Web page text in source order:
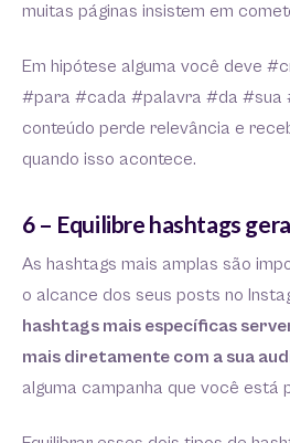
muitas páginas insistem em
Em hipótese alguma você deve
#para #cada #palavra #da #sua
conteúdo perde relevância e
quando isso acontece.
6 – Equilibre hashtags
As hashtags mais amplas são
o alcance dos seus posts no
hashtags mais específicas
mais diretamente com a sua
alguma campanha que você está